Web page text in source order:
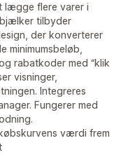
lægge flere varer i
tilbyder
der konverterer
minimumsbeløb,
rabatkoder med “klik
visninger,
Integreres
Fungerer med
værdi frem